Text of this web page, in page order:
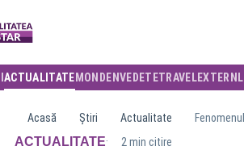
ACTUALITATE MONDENVEDETETRAVELEXTERN
Acasă Știri Actualitate
ACTUALITATE· 2 min citire